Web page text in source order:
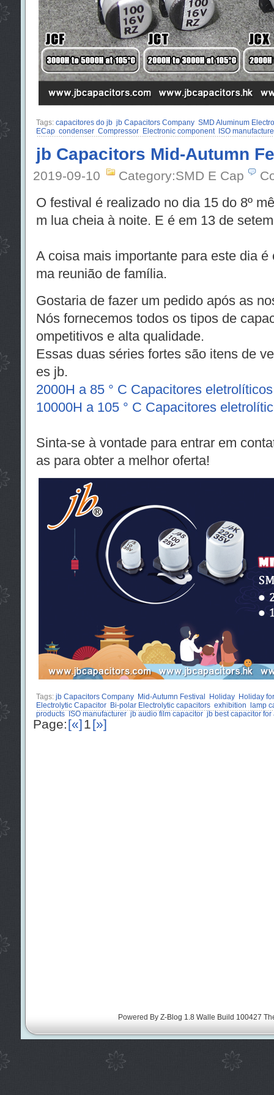
Tags: capacitores do jb jb Capacitors Company SMD Aluminum
ECap condenser Compressor Electronic component ISO
jb Capacitors Mid-Autumn
2019-09-10 Category:SMD E Cap
O festival é realizado no dia 15 do 8º
m lua cheia à noite. E é em 13 de
A coisa mais importante para este dia
ma reunião de família.
Gostaria de fazer um pedido após as
Nós fornecemos todos os tipos de
ompetitivos e alta qualidade.
Essas duas séries fortes são itens de
es jb.
2000H a 85 ° C Capacitores
10000H a 105 ° C Capacitores
Sinta-se à vontade para entrar em
as para obter a melhor oferta!
Tags: jb Capacitors Company Mid-Autumn Festival Holiday
Holiday
Electrolytic Capacitor
Bi-polar Electrolytic capacitors exhibition
lamp
products
ISO manufacturer jb audio film capacitor jb best capacitor for
Page:[«]1[»]
Powered By Z-Blog 1.8 Walle Build 100427